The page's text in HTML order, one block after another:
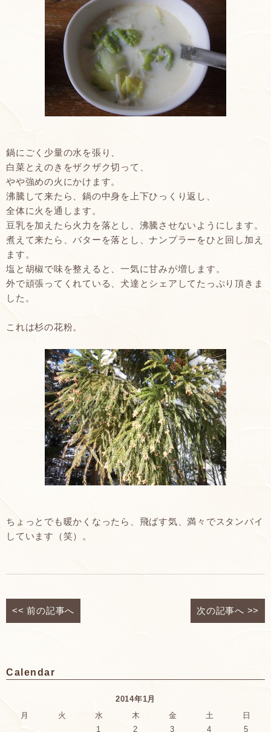
鍋にごく少量の水を張り、
白菜とえのきをザクザク切って、
やや強めの火にかけます。
沸騰して来たら、鍋の中身を上下ひっくり返し、
全体に火を通します。
豆乳を加えたら火力を落とし、沸騰させないようにします。
煮えて来たら、バターを落とし、ナンプラーをひと回し加え
ます。
塩と胡椒で味を整えると、一気に甘みが増します。
外で頑張ってくれている、犬達とシェアしてたっぷり頂きま
した。
これは杉の花粉。
ちょっとでも暖かくなったら、飛ばす気、満々でスタンバイ
しています（笑）。
<<前の記事へ 次の記事へ >>
Calendar
2014年1月
月
火 水 木 金 土
日
1
2 3 4 5